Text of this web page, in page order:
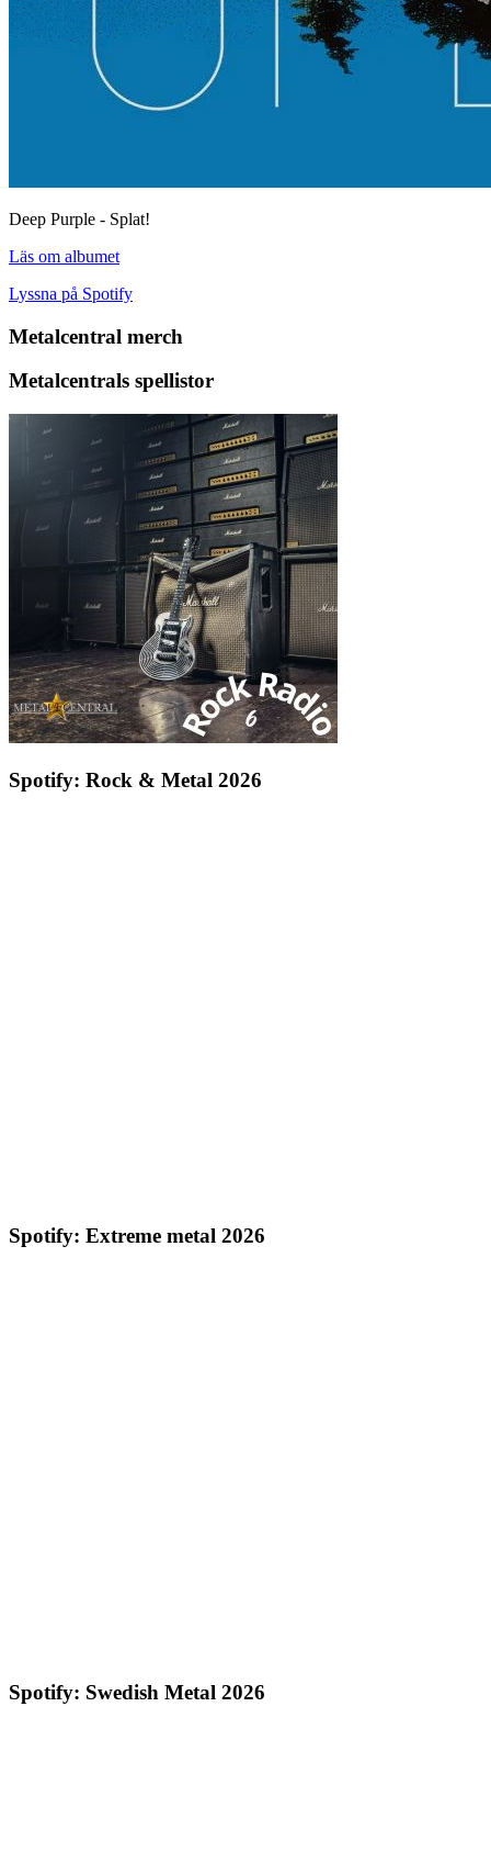
Deep Purple - Splat!
Läs om albumet
Lyssna på Spotify
Metalcentral merch
Metalcentrals spellistor
Spotify: Rock & Metal 2026
Spotify: Extreme metal 2026
Spotify: Swedish Metal 2026